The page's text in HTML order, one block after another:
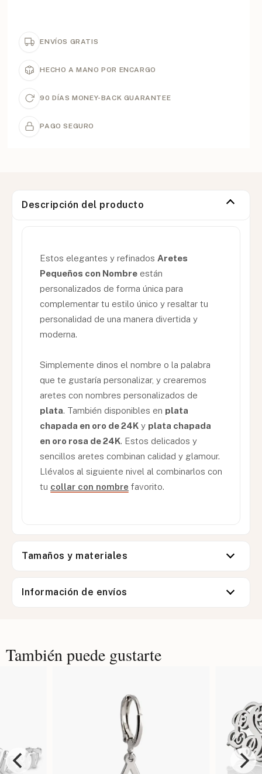
ENVÍOS GRATIS
HECHO A MANO POR ENCARGO
90 DÍAS MONEY-BACK GUARANTEE
PAGO SEGURO
Descripción del producto
Estos elegantes y refinados Aretes
Pequeños con Nombre están
personalizados de forma única para
complementar tu estilo único y resaltar tu
personalidad de una manera divertida y
moderna.
Simplemente dinos el nombre o la palabra
que te gustaría personalizar, y crearemos
aretes con nombres personalizados de
plata. También disponibles en plata
chapada en oro de 24K y plata chapada
en oro rosa de 24K. Estos delicados y
sencillos aretes combinan calidad y glamour.
Llévalos al siguiente nivel al combinarlos con
tu collar con nombre favorito.
Tamaños y materiales
Información de envíos
También puede gustarte